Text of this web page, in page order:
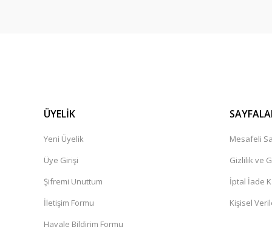
ÜYELİK
Yeni Üyelik
Üye Girişi
Şifremi Unuttum
İletişim Formu
Havale Bildirim Formu
Mesafeli
Gizlilik ve
İptal İade
Kişisel